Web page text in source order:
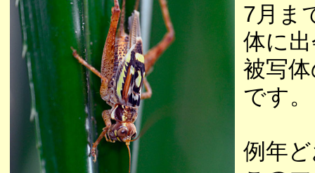
7月ま
体に
被写
です。
例年